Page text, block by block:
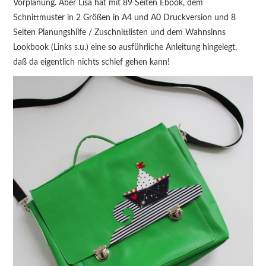
Vorplanung. Aber Lisa hat mit 89 Seiten Ebook, dem
Schnittmuster in 2 Größen in A4 und A0 Druckversion und 8
Seiten Planungshilfe / Zuschnittlisten und dem Wahnsinns
Lookbook (Links s.u.) eine so ausführliche Anleitung hingelegt,
daß da eigentlich nichts schief gehen kann!